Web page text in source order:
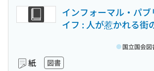
インフォーマル・パブ
イフ : 人が惹かれる街
紙 図書
国立国会図